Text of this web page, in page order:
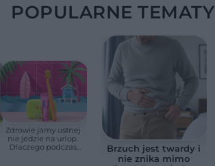
POPULARNE TEMATY
Zdrowie jamy ustnej
nie jedzie na urlop.
Dlaczego podczas
Brzuch jest twardy i
nie znika mimo